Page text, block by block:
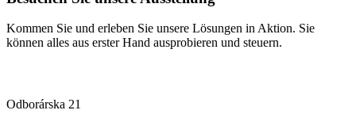
Kommen Sie und erleben Sie unsere Lösungen in Aktion. Sie
können alles aus erster Hand ausprobieren und steuern.
Odborárska 21